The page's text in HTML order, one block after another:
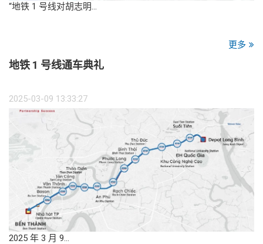
“地铁 1 号线对胡志明…
更多
地铁 1 号线通车典礼
2025-03-09 13:33:27
2025 年 3 月 9…